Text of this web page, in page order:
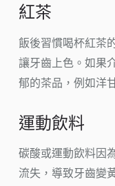
紅茶
飯後習慣喝杯紅茶
讓牙齒上色。如果
郁的茶品，例如洋
運動飲料
碳酸或運動飲料因
流失，導致牙齒變